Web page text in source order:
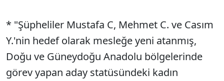
* "Şüpheliler Mustafa C, Mehmet C. ve Casım
Y.'nin hedef olarak mesleğe yeni atanmış,
Doğu ve Güneydoğu Anadolu bölgelerinde
görev yapan aday statüsündeki kadın